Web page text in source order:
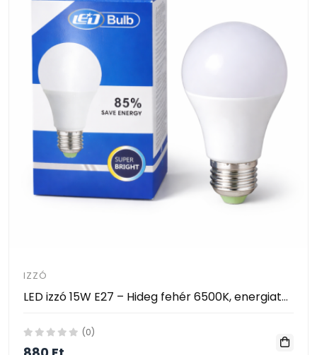
IZZÓ
LED izzó 15W E27 – Hideg fehér 6500K, energiatakarékos
(0)